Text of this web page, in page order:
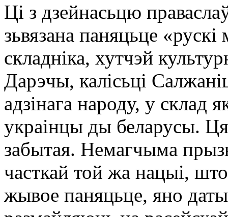
Ці з дзейнасьцю
зьвязана паняцьце
складніка, хутчэй
Дарэчы, калісьці
адзінага народу, у склад
украінцы ды беларусы.
забытая. Немагчыма
часткай той жа нацыі,
жывое паняцьце, яно